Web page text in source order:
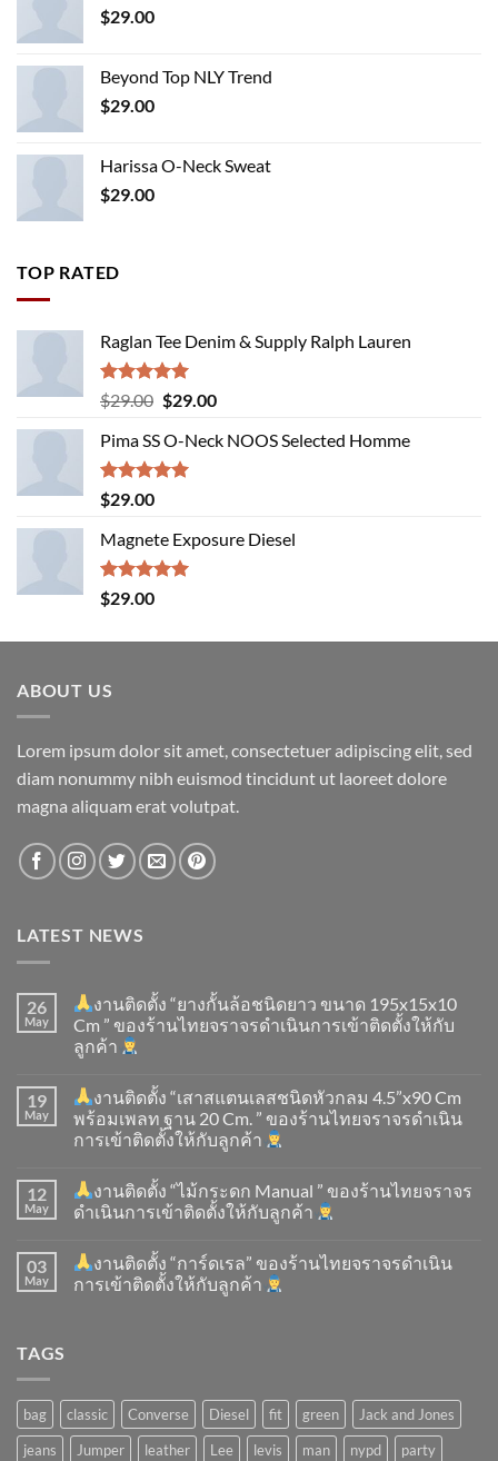
$29.00
Beyond Top NLY Trend
$29.00
Harissa O-Neck Sweat
$29.00
TOP RATED
Raglan Tee Denim & Supply Ralph Lauren
Rated5.00
out of 5
$29.00 Original
was:
$29.00.
$29.00Current
is:
Pima SS O-Neck NOOS Selected Homme
Rated5.00
out of 5
$29.00
Magnete Exposure Diesel
Rated5.00
out of 5
$29.00
ABOUT US
Lorem ipsum dolor sit amet, consectetuer adipiscing elit, sed
diam nonummy nibh euismod tincidunt ut laoreet dolore
magna aliquam erat volutpat.
LATEST NEWS
26
May
งานติดตั้ง “ยางกั้นล้อชนิดยาว ขนาด 195x15x10
Cm ” ของร้านไทยจราจรดำเนินการเข้าติดตั้ง​ให้กับ
ลูกค้า
19
May
งานติดตั้ง “เสาสแตนเลสชนิดหัวกลม 4.5”x90 Cm
พร้อมเพลท ฐาน 20 Cm. ” ของร้านไทยจราจรดำเนิน
การเข้าติดตั้ง​ให้กับลูกค้า
12
May
งานติดตั้ง “ไม้กระดก Manual ” ของร้านไทยจราจร
ดำเนินการเข้าติดตั้ง​ให้กับลูกค้า
03
May
งานติดตั้ง “การ์ดเรล” ของร้านไทยจราจรดำเนิน
การเข้าติดตั้ง​ให้กับลูกค้า
TAGS
bag classic Converse Diesel fit green
Jack and Jones
jeans
Jumper leather Lee levis man nypd party